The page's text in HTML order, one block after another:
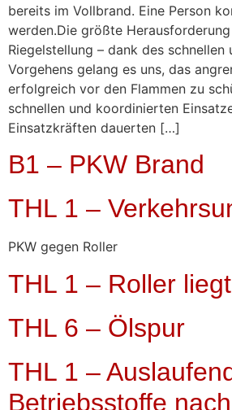
bereits im Vollbrand. Eine Person
werden.Die größte
Riegelstellung – dank des schnellen
Vorgehens gelang es uns, das
erfolgreich vor den Flammen zu
schnellen und koordinierten
Einsatzkräften dauerten […]
B1 – PKW Brand
THL 1 –
PKW gegen Roller
THL 1 – Roller
THL 6 – Ölspur
THL 1 –
Betriebsstoffe